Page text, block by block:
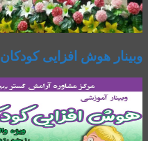
وبینار هوش افزایی کودکان